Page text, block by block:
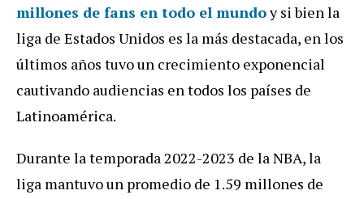
millones de fans en todo el mundoy si bien la
liga de Estados Unidos es la más destacada, en los
últimos años tuvo un crecimiento exponencial
cautivando audiencias en todos los países de
Latinoamérica.
Durante la temporada 2022-2023 de la NBA, la
liga mantuvo un promedio de 1.59 millones de